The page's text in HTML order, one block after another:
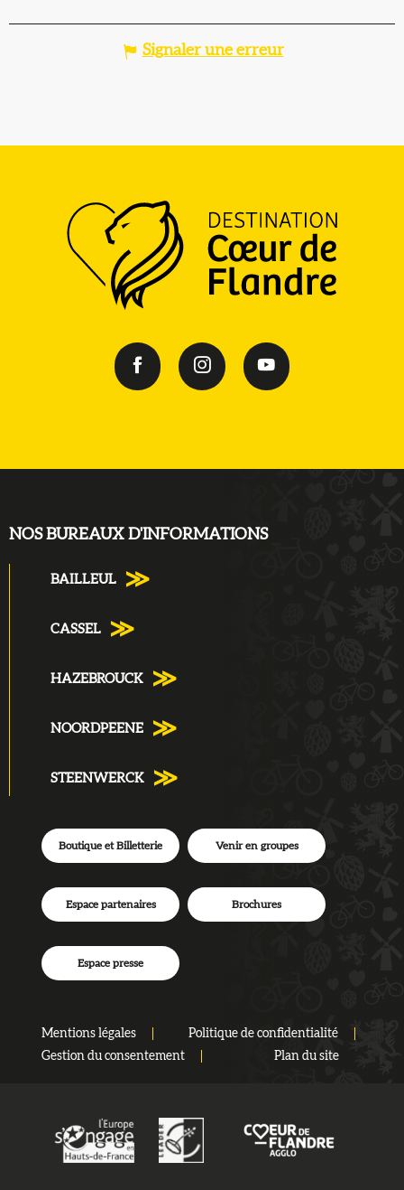
Signaler une erreur
NOS BUREAUX D'INFORMATIONS
BAILLEUL
CASSEL
HAZEBROUCK
NOORDPEENE
STEENWERCK
Mentions légales
Politique de confidentialité
Gestion du consentement
Plan du site
Boutique et Billetterie Venir en groupes
Espace partenaires Brochures
Espace presse